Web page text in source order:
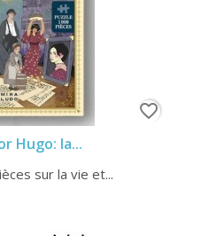
Hugo: la...
sur la vie et...
favorite_border